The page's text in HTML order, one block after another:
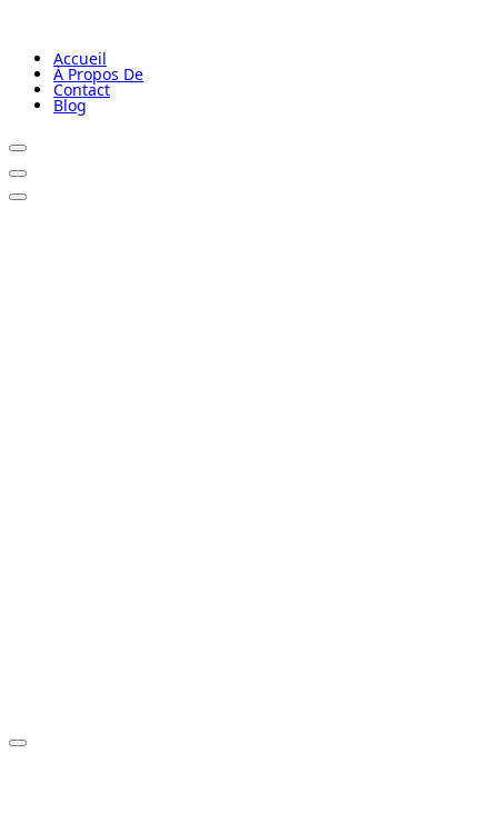
Accueil
À Propos De
Contact
Blog